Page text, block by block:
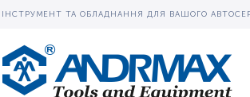
ІНСТРУМЕНТ ТА ОБЛАДНАННЯ ДЛЯ ВАШОГО